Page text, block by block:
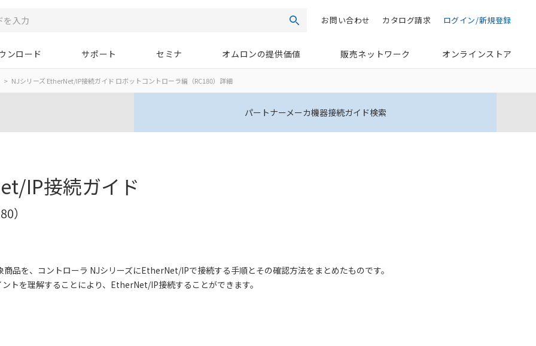
検索 ログイン/新規登録
カタログ請求
お問い合わせ
ンロード サポート セミナ オムロンの提供価値 販売ネットワーク オンラインストア
NJシリーズ EtherNet/IP接続ガイド ロボットコントローラ編（RC180）詳細
パートナーメーカ機器接続ガイド検索
IP接続ガイド
）
品を、コントローラ NJシリーズにEtherNet/IPで接続する手順とその確認方法をまとめたものです。
トを理解することにより、EtherNet/IP接続することができます。